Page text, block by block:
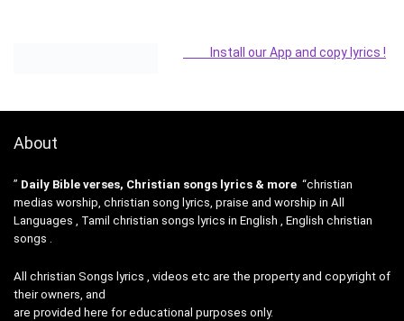
Install our App and copy lyrics !
About
” Daily Bible verses, Christian songs lyrics & more “christian
medias worship, christian song lyrics, praise and worship in All
Languages , Tamil christian songs lyrics in English , English christian
songs .
All christian Songs lyrics , videos etc are the property and copyright of
their owners, and
are provided here for educational purposes only.